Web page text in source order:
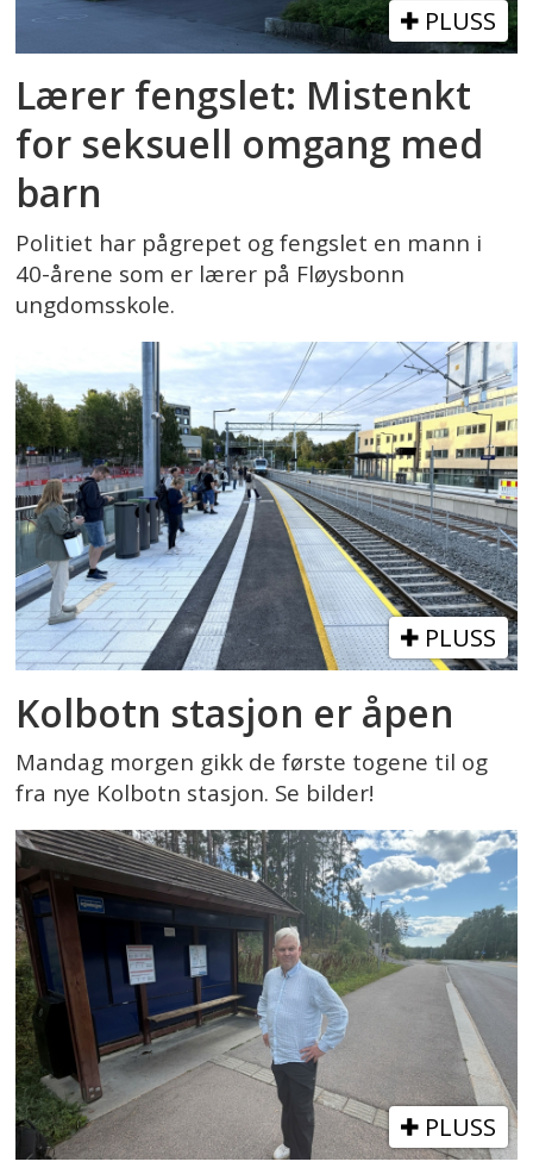
PLUSS
Lærer fengslet: Mistenkt
for seksuell omgang med
barn
Politiet har pågrepet og fengslet en mann i
40-årene som er lærer på Fløysbonn
ungdomsskole.
PLUSS
Kolbotn stasjon er åpen
Mandag morgen gikk de første togene til og
fra nye Kolbotn stasjon. Se bilder!
PLUSS